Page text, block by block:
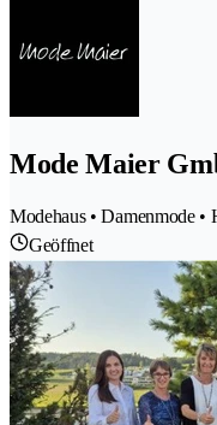
Mode Maier
Modehaus • Damenmode •
Geöffnet